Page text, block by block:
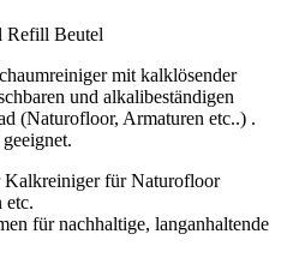
Refill Beutel
mit kalklösender
und alkalibeständigen
(Naturofloor, Armaturen etc..) .
für Naturofloor
etc.
für nachhaltige, langanhaltende